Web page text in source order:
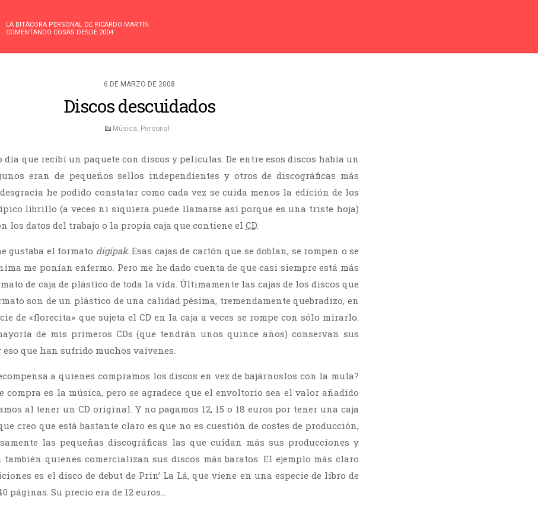
LA BITÁCORA PERSONAL DE RICARDO MARTÍN
COMENTANDO COSAS DESDE 2004
6 DE MARZO DE 2008
Discos descuidados
Música, Personal
día que recibí un paquete con discos y películas. De entre esos discos había un
eran de pequeños sellos independientes y otros de discográficas más
he podido constatar como cada vez se cuida menos la edición de los
librillo (a veces ni siquiera puede llamarse así porque es una triste hoja)
los datos del trabajo o la propia caja que contiene el CD.
gustaba el formato digipak. Esas cajas de cartón que se doblan, se rompen o se
me ponían enfermo. Pero me he dado cuenta de que casi siempre está más
de caja de plástico de toda la vida. Últimamente las cajas de los discos que
son de un plástico de una calidad pésima, tremendamente quebradizo, en
de «florecita» que sujeta el CD en la caja a veces se rompe con sólo mirarlo.
de mis primeros CDs (que tendrán unos quince años) conservan sus
que han sufrido muchos vaivenes.
a quienes compramos los discos en vez de bajárnoslos con la mula?
compra es la música, pero se agradece que el envoltorio sea el valor añadido
al tener un CD original. Y no pagamos 12, 15 o 18 euros por tener una caja
creo que está bastante claro es que no es cuestión de costes de producción,
las pequeñas discográficas las que cuidan más sus producciones y
también quienes comercializan sus discos más baratos. El ejemplo más claro
es el disco de debut de Prin’ La Lá, que viene en una especie de libro de
páginas. Su precio era de 12 euros…